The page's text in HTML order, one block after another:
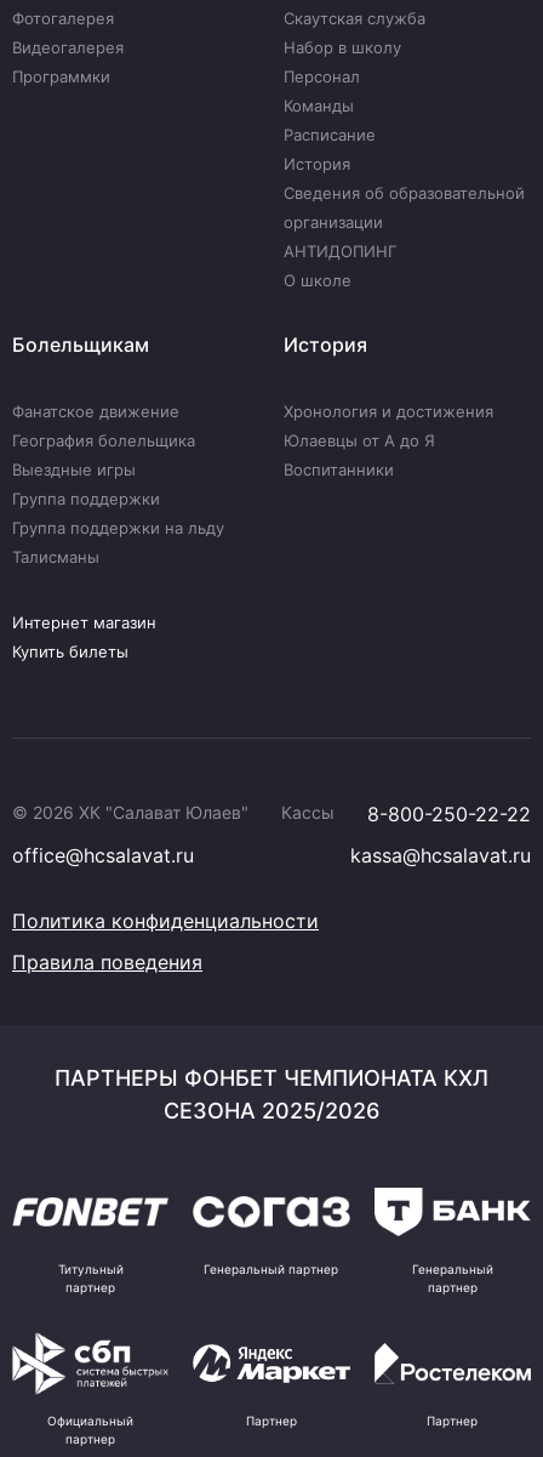
Фотогалерея
Видеогалерея
Программки
Скаутская служба
Набор в школу
Персонал
Команды
Расписание
История
Сведения об образовательной
организации
АНТИДОПИНГ
О школе
Болельщикам
Фанатское движение
География болельщика
Выездные игры
Группа поддержки
Группа поддержки на льду
Талисманы
История
Хронология и достижения
Юлаевцы от А до Я
Воспитанники
Интернет магазин
Купить билеты
© 2026 ХК "Салават Юлаев" Кассы
8-800-250-22-22
office@hcsalavat.ru
kassa@hcsalavat.ru
Политика конфиденциальности
Правила поведения
ПАРТНЕРЫ ФОНБЕТ ЧЕМПИОНАТА КХЛ
СЕЗОНА 2025/2026
Титульный
партнер
Генеральный партнер
Генеральный
партнер
Официальный
партнер
Партнер Партнер